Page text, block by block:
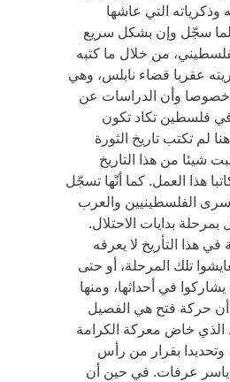
وذكرياته التي عاشها
سجّل وإن بشكل سريع
من خلال ما كتبه
عقربا قضاء نابلس، وهي
خصوصا وأن الدراسات عن
في فلسطين تكاد تكون
لم تكتب تاريخ الثورة
شيئا من هذا التاريخ
هذا العمل. كما أنّها تسجّل
الفلسطينيين والعرب
بدايات الاحتلال.
هذا التأريخ لا يعرفه
تلك المرحلة، أو حتى
في أحداثها، ومنها
حركة فتح هي الفصيل
الذي خاض معركة الكرامة
وتحديدا بقرار من رأس
ياسر عرفات. في حين أن